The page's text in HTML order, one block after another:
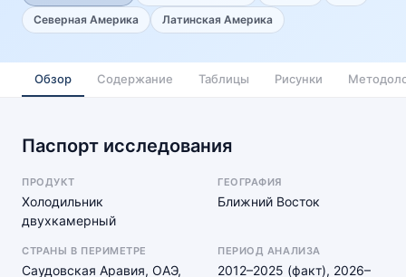
Северная Америка
Латинская Америка
Обзор Содержание Таблицы Рисунки
Паспорт исследования
ПРОДУКТ
Холодильник
двухкамерный
ГЕОГРАФИЯ
Ближний Восток
СТРАНЫ В ПЕРИМЕТРЕ
Саудовская Аравия, ОАЭ,
ПЕРИОД АНАЛИЗА
2012–2025 (факт), 2026–